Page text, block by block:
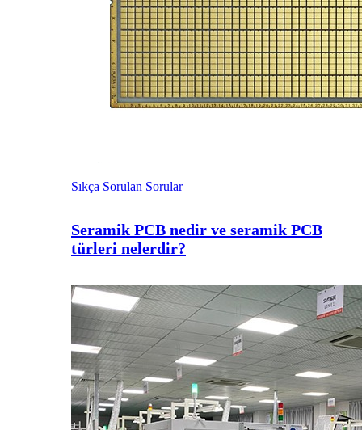
Sıkça Sorulan Sorular
Seramik PCB nedir ve seramik PCB
türleri nelerdir?